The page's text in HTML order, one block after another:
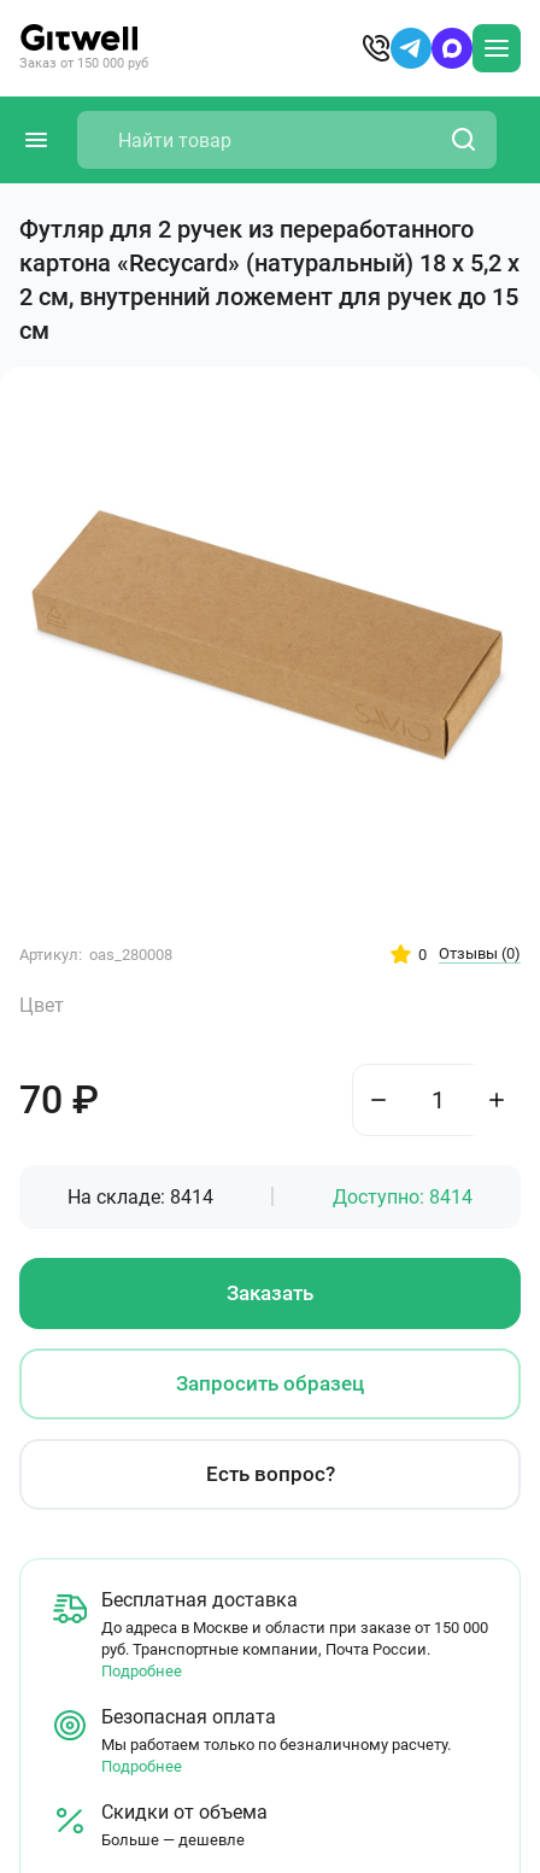
Заказ от 150 000 руб
Футляр для 2 ручек из переработанного
картона «Recycard» (натуральный) 18 х 5,2 х
2 см, внутренний ложемент для ручек до 15
см
Артикул: oas_280008 0 Отзывы (0)
Цвет
70 ₽
На складе: 8414 Доступно: 8414
Заказать
Запросить образец
Есть вопрос?
Бесплатная доставка
До адреса в Москве и области при заказе от 150 000
руб. Транспортные компании, Почта России.
Подробнее
Безопасная оплата
Мы работаем только по безналичному расчету.
Подробнее
Скидки от объема
Больше — дешевле